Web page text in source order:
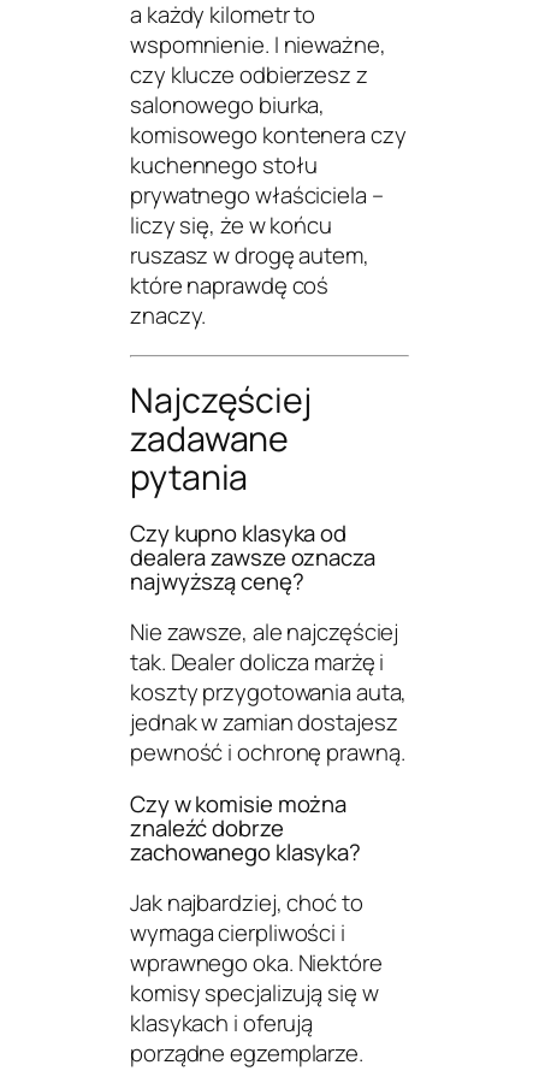
a każdy kilometr to
wspomnienie. I nieważne,
czy klucze odbierzesz z
salonowego biurka,
komisowego kontenera czy
kuchennego stołu
prywatnego właściciela –
liczy się, że w końcu
ruszasz w drogę autem,
które naprawdę coś
znaczy.
Najczęściej
zadawane
pytania
Czy kupno klasyka od
dealera zawsze oznacza
najwyższą cenę?
Nie zawsze, ale najczęściej
tak. Dealer dolicza marżę i
koszty przygotowania auta,
jednak w zamian dostajesz
pewność i ochronę prawną.
Czy w komisie można
znaleźć dobrze
zachowanego klasyka?
Jak najbardziej, choć to
wymaga cierpliwości i
wprawnego oka. Niektóre
komisy specjalizują się w
klasykach i oferują
porządne egzemplarze.